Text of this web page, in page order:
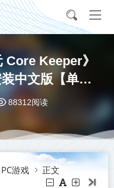
Core Keeper》
中文版【单机
网盘下载
88312阅读
PC游戏 正文